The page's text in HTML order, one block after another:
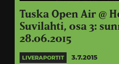
Tuska Open Air @
Suvilahti, osa 3:
28.06.2015
LIVERAPORTIT 3.7.2015